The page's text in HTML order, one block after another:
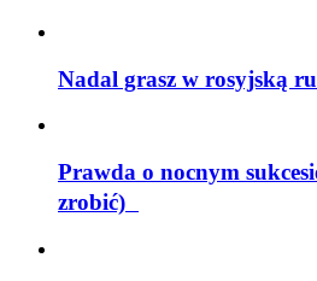
Nadal grasz w rosyjską
Prawda o nocnym
zrobić)